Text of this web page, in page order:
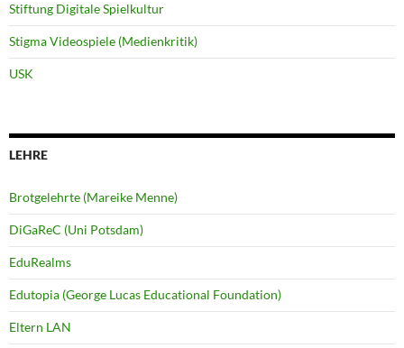
Stiftung Digitale Spielkultur
Stigma Videospiele (Medienkritik)
USK
LEHRE
Brotgelehrte (Mareike Menne)
DiGaReC (Uni Potsdam)
EduRealms
Edutopia (George Lucas Educational Foundation)
Eltern LAN